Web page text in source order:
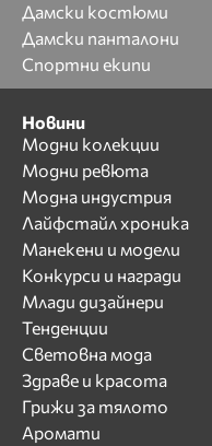
Дамски костюми
Дамски панталони
Спортни екипи
Новини
Модни колекции
Модни ревюта
Модна индустрия
Лайфстайл хроника
Манекени и модели
Конкурси и награди
Млади дизайнери
Тенденции
Световна мода
Здраве и красота
Грижи за тялото
Аромати